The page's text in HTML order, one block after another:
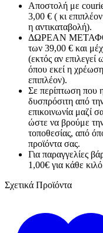
Αποστολή με
3,00 € ( κι
η αντικαταβολή).
ΔΩΡΕΑΝ
των 39,00 € και
(εκτός αν
όπου εκεί η
επιπλέον).
Σε περίπτωση που
δυσπρόσιτη από
επικοινωνία μαζί
ώστε να βρούμε την
τοποθεσίας, από
προϊόντα σας.
Για παραγγελίες
1,00€ για κάθε
Σχετικά Προϊόντα